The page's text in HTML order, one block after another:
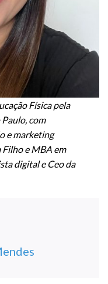
Física pela
com
e marketing
e MBA em
digital e Ceo da